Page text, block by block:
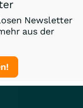
Newsletter
aus der